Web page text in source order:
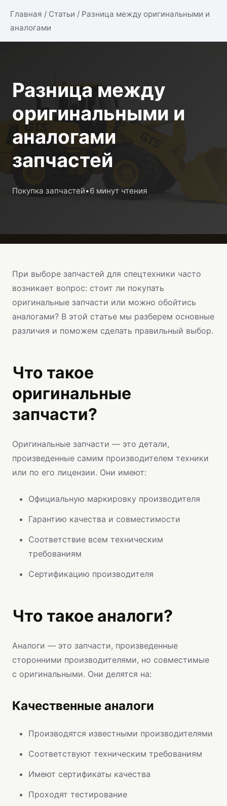
Главная / Статьи / Разница между оригинальными и
аналогами
Разница между
оригинальными и
аналогами
запчастей
Покупка запчастей•6 минут чтения
При выборе запчастей для спецтехники часто
возникает вопрос: стоит ли покупать
оригинальные запчасти или можно обойтись
аналогами? В этой статье мы разберем основные
различия и поможем сделать правильный выбор.
Что такое
оригинальные
запчасти?
Оригинальные запчасти — это детали,
произведенные самим производителем техники
или по его лицензии. Они имеют:
Официальную маркировку производителя
Гарантию качества и совместимости
Соответствие всем техническим
требованиям
Сертификацию производителя
Что такое аналоги?
Аналоги — это запчасти, произведенные
сторонними производителями, но совместимые
с оригинальными. Они делятся на:
Качественные аналоги
Производятся известными производителями
Соответствуют техническим требованиям
Имеют сертификаты качества
Проходят тестирование